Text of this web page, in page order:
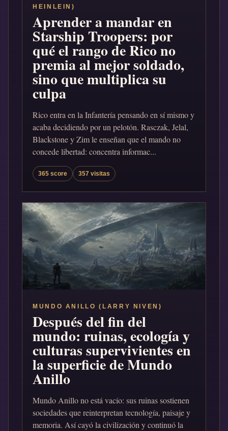
HEINLEIN)
Aprender a mandar en
Starship Troopers: por
qué el rango de Rico no
premia al mejor soldado,
sino que multiplica su
culpa
Rico entra en la Infantería pensando en sí mismo y
acaba decidiendo por un pelotón. Rasczak, Jelal,
Blackstone y Zim le enseñan que el mando no
concede libertad: concentra informac...
365 score 357 visitas
MUNDO ANILLO (LARRY NIVEN)
Después del fin del
mundo: ruinas, ecología y
culturas supervivientes en
la superficie de Mundo
Anillo
Mundo Anillo no está vacío: sus ruinas sostienen
sociedades que reinterpretan tecnología, paisaje y
memoria. Así cayó la civilización y continuó la